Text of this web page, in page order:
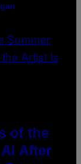
of the
After